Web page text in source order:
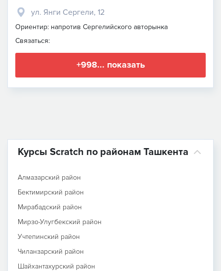
ул. Янги Сергели, 12
Ориентир: напротив Сергелийского авторынка
Связаться:
+998... показать
Курсы Scratch по районам Ташкента
Алмазарский район
Бектимирский район
Мирабадский район
Мирзо-Улугбекский район
Учтепинский район
Чиланзарский район
Шайхантахурский район